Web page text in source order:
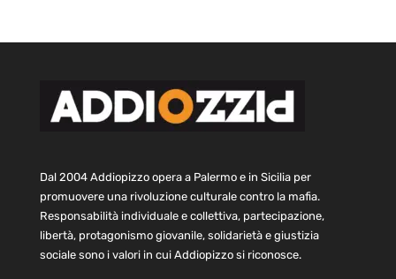
Dal 2004 Addiopizzo opera a Palermo e in Sicilia per
promuovere una rivoluzione culturale contro la mafia.
Responsabilità individuale e collettiva, partecipazione,
libertà, protagonismo giovanile, solidarietà e giustizia
sociale sono i valori in cui Addiopizzo si riconosce.